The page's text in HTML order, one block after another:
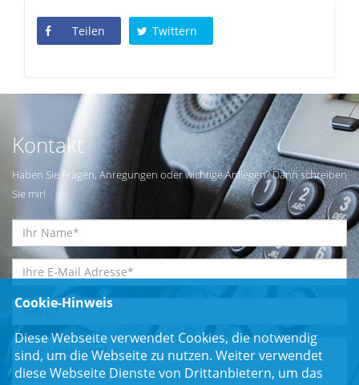
Teilen Twittern
Kontakt
Haben Sie Fragen, Anregungen oder wichtige Anliegen? Dann schreiben
Sie mir!
Cookie-Hinweis
Diese Webseite verwendet Cookies, die notwendig
sind, um die Webseite zu nutzen. Weiter verwendet
diese Webseite Dienste von Drittanbietern, um das